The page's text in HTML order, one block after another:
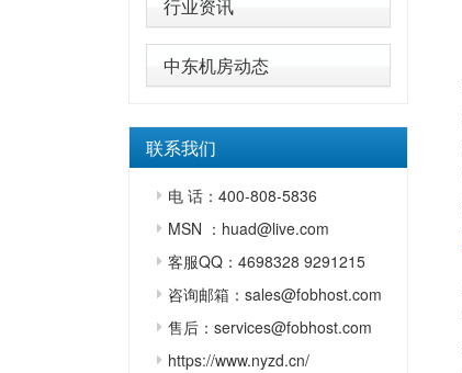
行业资讯
中东机房动态
联系我们
电 话：400-808-5836
MSN ：huad@live.com
客服QQ：4698328 9291215
咨询邮箱：sales@fobhost.com
售后：services@fobhost.com
https://www.nyzd.cn/